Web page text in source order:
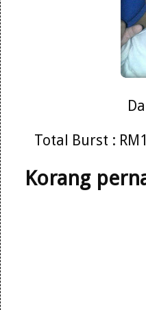
Total Burst :
Korang